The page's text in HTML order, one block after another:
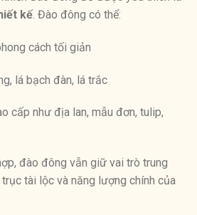
kế. Đào đông có thể:
cách tối giản
lá bạch đàn, lá trắc
cấp như địa lan, mẫu đơn, tulip,
đào đông vẫn giữ vai trò trung
tài lộc và năng lượng chính của